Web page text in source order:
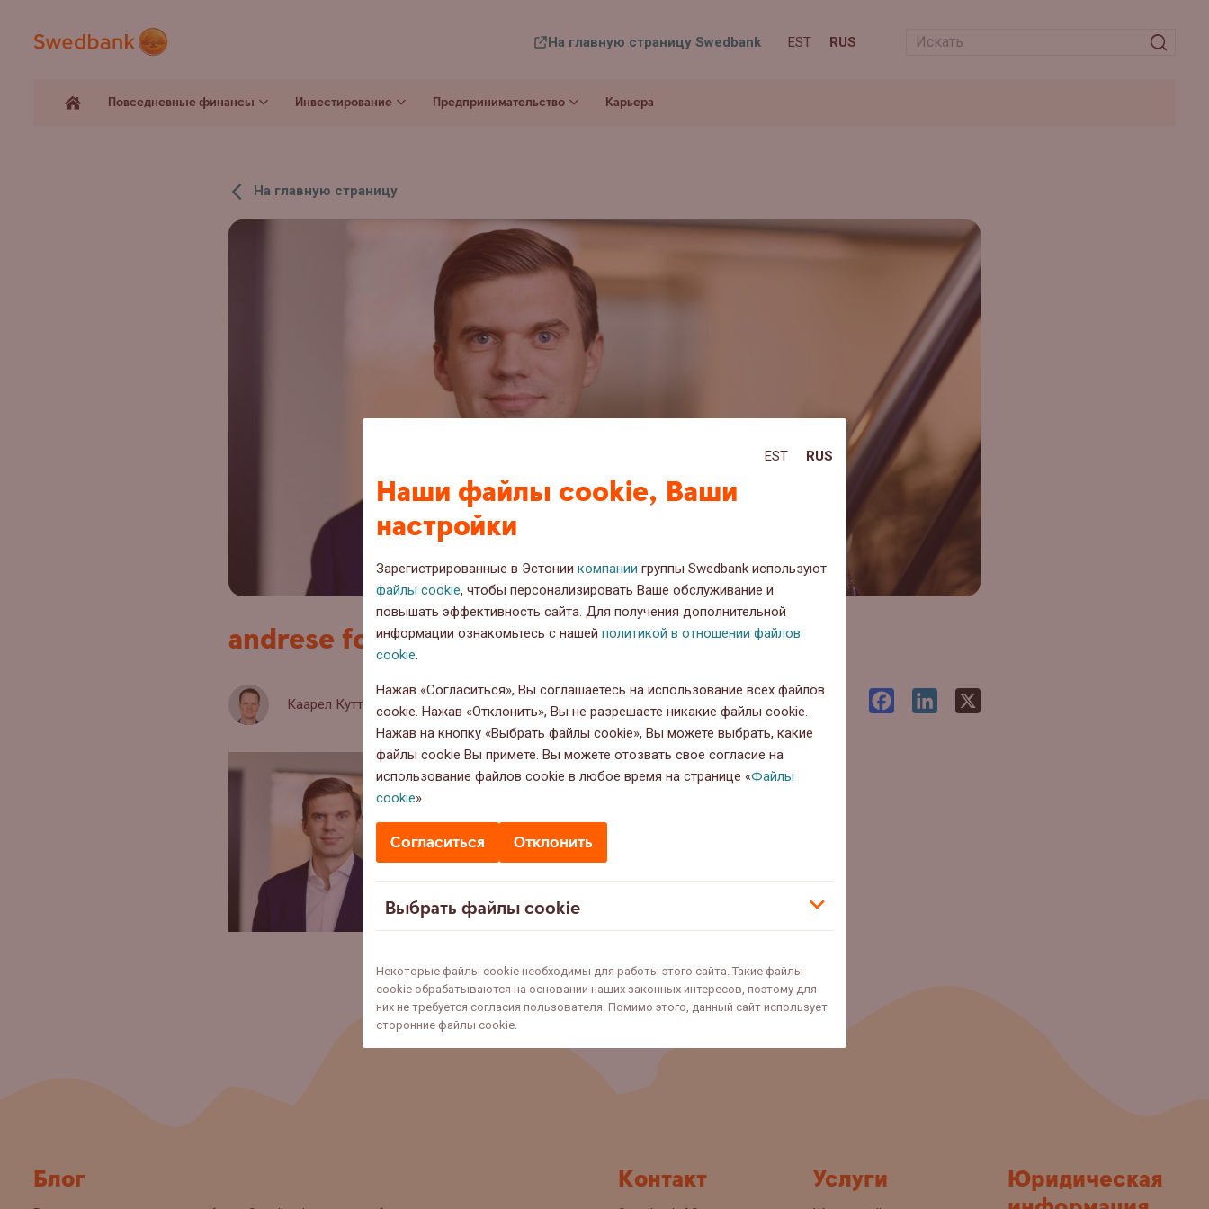
EST RUS
Наши файлы cookie, Ваши
настройки
Зарегистрированные в Эстониикомпании группы Swedbank используют
файлы cookie, чтобы персонализировать Ваше обслуживание и
повышать эффективность сайта. Для получения дополнительной
информации ознакомьтесь с нашейполитикой в отношении файлов
cookie
Нажав «Согласиться», Вы соглашаетесь на использование всех файлов
cookie. Нажав «Отклонить», Вы не разрешаете никакие файлы cookie.
Нажав на кнопку «Выбрать файлы cookie», Вы можете выбрать, какие
файлы cookie Вы примете. Вы можете отозвать свое согласие на
использование файлов cookie в любое время на странице «Файлы
cookie».
Согласиться Отклонить
Выбрать файлы cookie
Некоторые файлы cookie необходимы для работы этого сайта. Такие файлы
cookie обрабатываются на основании наших законных интересов, поэтому для
них не требуется согласия пользователя. Помимо этого, данный сайт использует
сторонние файлы cookie.
На главную страницу Swedbank EST RUS
Повседневные финансы Инвестирование Предпринимательство Карьера
На главную страницу
andrese foto
Каарел Кутти 14.03.2023 FacebookLinkedIn
Блог Контакт Услуги
Юридическая